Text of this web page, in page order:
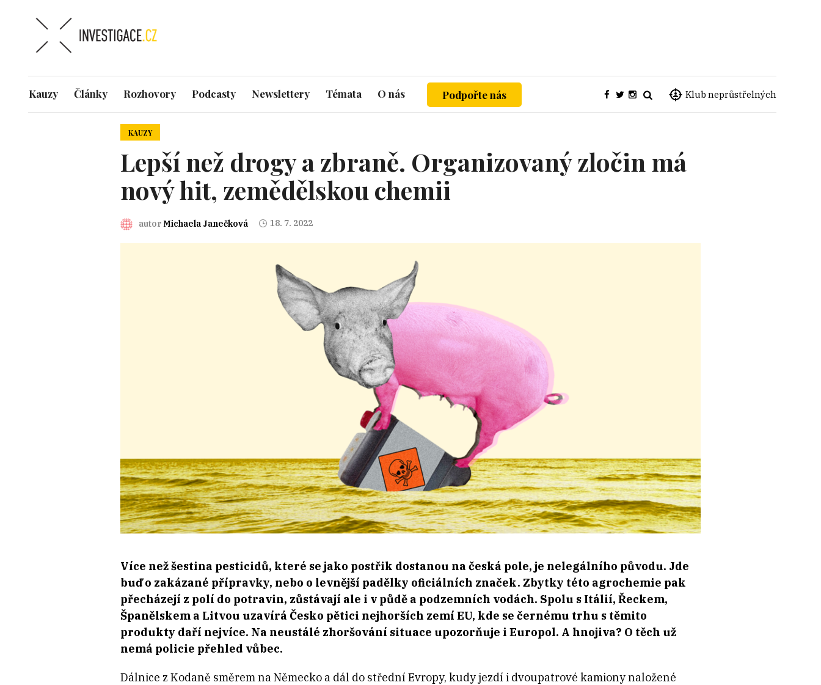
Klub neprůstřelných
Kauzy Články Rozhovory Podcasty Newslettery Témata O nás Podpořte nás
KAUZY
Lepší než drogy a zbraně. Organizovaný zločin má
nový hit, zemědělskou chemii
autorMichaela Janečková 18. 7. 2022
Více než šestina pesticidů, které se jako postřik dostanou na česká pole, je nelegálního původu. Jde
buď o zakázané přípravky, nebo o levnější padělky oficiálních značek. Zbytky této agrochemie pak
přecházejí z polí do potravin, zůstávají ale i v půdě a podzemních vodách. Spolu s Itálií, Řeckem,
Španělskem a Litvou uzavírá Česko pětici nejhorších zemí EU, kde se černému trhu s těmito
produkty daří nejvíce. Na neustálé zhoršování situace upozorňuje i Europol. A hnojiva? O těch už
nemá policie přehled vůbec.
Dálnice z Kodaně směrem na Německo a dál do střední Evropy, kudy jezdí i dvoupatrové kamiony naložené